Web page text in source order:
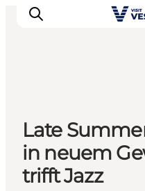
Events
Erlebnisse
Unsere Städte
Essen &
Late
in neuem
trifft Jazz